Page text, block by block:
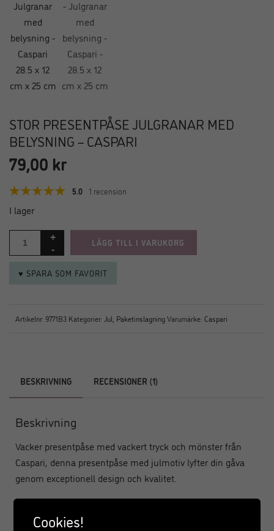
STOR PRESENTPÅSE JULGRANAR MED
BELYSNING – CASPARI
79,00 kr
5.0 1 recension
I lager
LÄGG TILL I VARUKORG
♥ SPARA SOM FAVORIT
Artikelnr: 9771B3 Kategorier: Jul PaketinslagningVarumärke: Caspari
BESKRIVNING RECENSIONER (1)
Beskrivning
Vacker presentpåse med vackert tryck och mönster från
Caspari, denna presentpåse med julmotiv lyfter din gåva
genom exceptionell design och kvalitet.
starka handtag för att bära. Detaljerna i denna presentpåse
Cookies!